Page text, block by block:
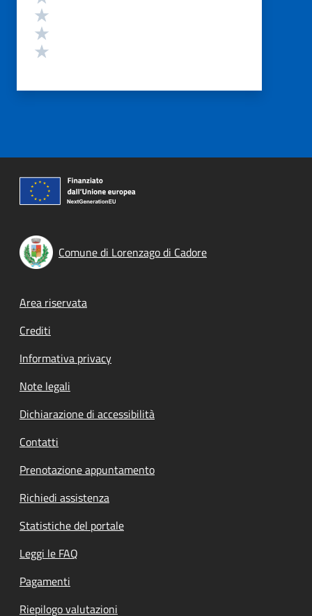
Comune di Lorenzago di Cadore
Footer menu
Area riservata
Crediti
Informativa privacy
Note legali
Dichiarazione di accessibilità
Contatti
Prenotazione appuntamento
Richiedi assistenza
Statistiche del portale
Leggi le FAQ
Pagamenti
Riepilogo valutazioni